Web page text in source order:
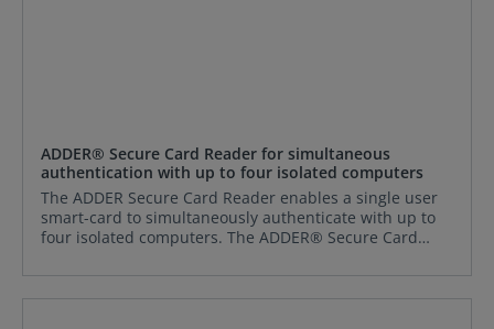
ADDER® Secure Card Reader for simultaneous
authentication with up to four isolated computers
The ADDER Secure Card Reader enables a single user
smart-card to simultaneously authenticate with up to
four isolated computers. The ADDER® Secure Card
a CAC designated network while seamlessly switching
between other networks. In time-critical